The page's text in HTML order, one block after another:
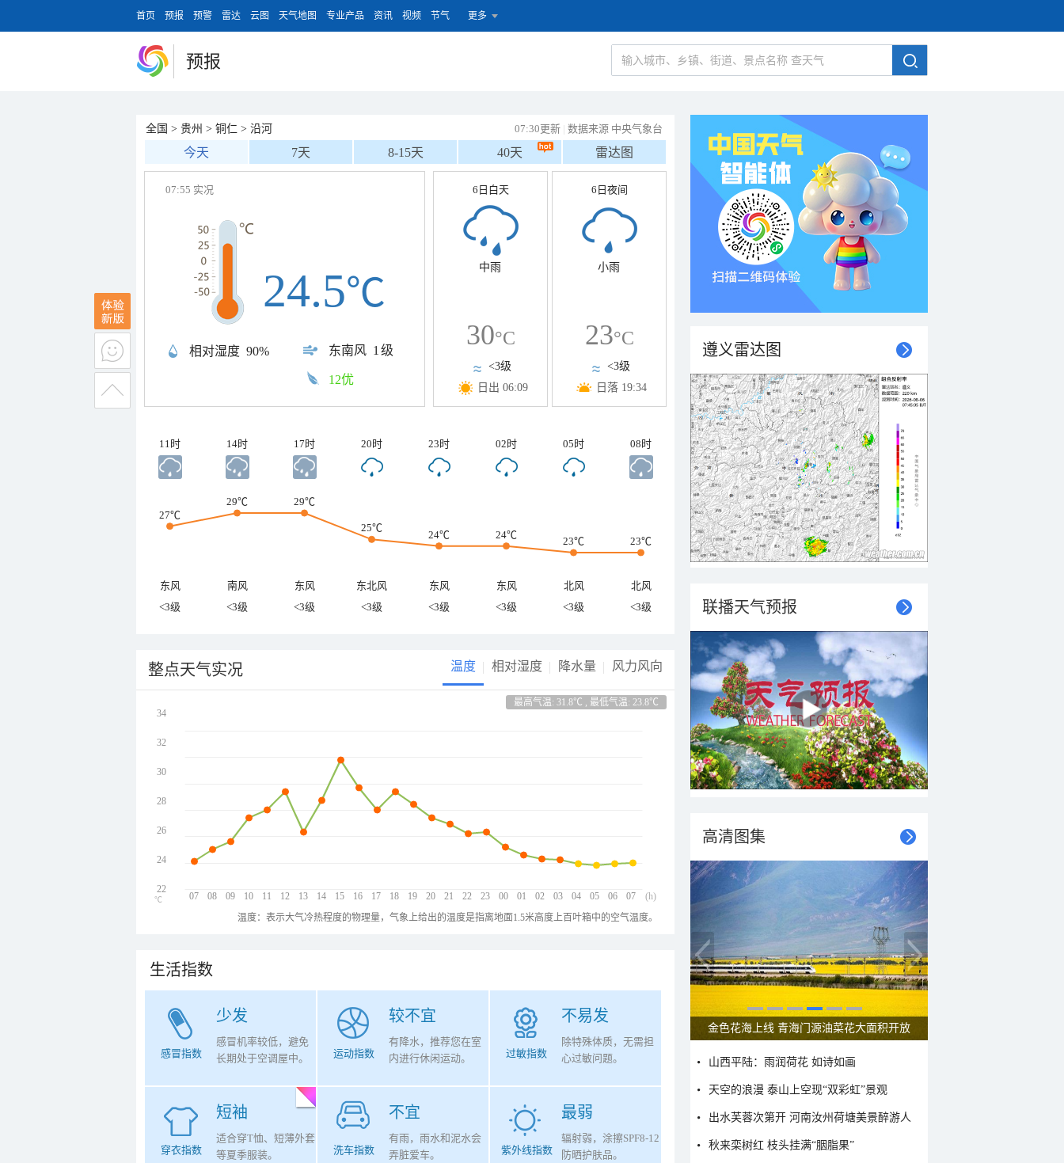
首页 预报 预警 雷达 云图 天气地图 专业产品 资讯 视频 节气 更多
预报
全国 > 贵州 > 铜仁 > 沿河 07:30更新 | 数据来源 中央气象台
今天 7天 8-15天 40天 雷达图
07:55 实况
相对湿度 90% 东南风 1级
24.5℃
12优
6日白天
中雨
30°C
<3级
日出 06:09
6日夜间
小雨
23°C
<3级
日落 19:34
11时 14时 17时 20时 23时 02时 05时 08时
27℃
29℃ 29℃
25℃
24℃ 24℃
23℃ 23℃
东风 南风 东风 东北风 东风 东风 北风
北风
<3级
<3级 <3级 <3级 <3级 <3级 <3级 <3级
整点天气实况 温度 相对湿度 降水量 风力风向
最高气温: 31.8℃ , 最低气温: 23.8℃
07 08 09 10 11 12 13 14 15 16 17 18 19 20 21 22 23 00 01 02 03 04 05 06 07
34
32
30
28
26
24
22
(h)
℃
温度：表示大气冷热程度的物理量，气象上给出的温度是指离地面1.5米高度上百叶箱中的空气温度。
生活指数
少发
感冒指数
感冒机率较低，避免
长期处于空调屋中。
较不宜
运动指数
有降水，推荐您在室
内进行休闲运动。
不易发
过敏指数
除特殊体质，无需担
心过敏问题。
短袖
穿衣指数
适合穿T恤、短薄外套
等夏季服装。
不宜
洗车指数
有雨，雨水和泥水会
弄脏爱车。
最弱
紫外线指数
辐射弱，涂擦SPF8-12
防晒护肤品。
遵义雷达图
联播天气预报
高清图集
呼伦贝尔草原 藏着最治愈的蓝天白云
山西平陆：雨润荷花 如诗如画
天空的浪漫 泰山上空现“双彩虹”景观
出水芙蓉次第开 河南汝州荷塘美景醉游人
秋来栾树红 枝头挂满“胭脂果”